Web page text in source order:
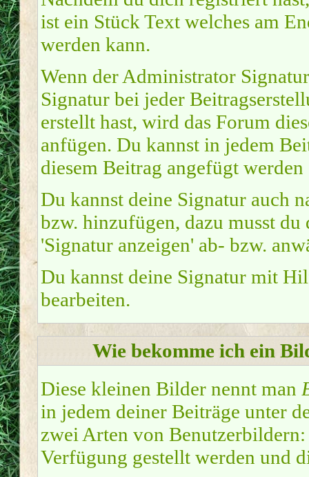
ist ein Stück Text welches am
werden kann.
Wenn der Administrator
Signatur bei jeder
erstellt hast, wird das Forum
anfügen. Du kannst in jedem
diesem Beitrag angefügt
Du kannst deine Signatur auch
bzw. hinzufügen, dazu musst
'Signatur anzeigen' ab- bzw.
Du kannst deine Signatur mit
bearbeiten.
Wie bekomme ich ein
Diese kleinen Bilder nennt man
in jedem deiner Beiträge unter
zwei Arten von
Verfügung gestellt werden und